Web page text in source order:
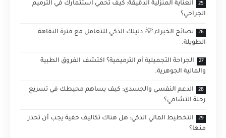
العناية المنزلية الدقيقة: كيف تحمي استثمارك في الترميم
الجراحي؟
نصائح الخبراء 💡: دليلك الذكي للتعامل مع فترة النقاهة
الطويلة.
الجراحة التجميلية أم الترميمية؟ اكتشف الفروق الطبية
والمالية الجوهرية.
الدعم النفسي والجسدي: كيف يساهم محيطك في تسريع
رحلة التشافي؟
التخطيط المالي الذكي: هل هناك تكاليف خفية يجب أن تحذر
منها؟